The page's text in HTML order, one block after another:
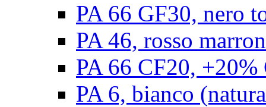
PA 66 GF30, nero
PA 46, rosso
PA 66 CF20,
PA 6, bianco